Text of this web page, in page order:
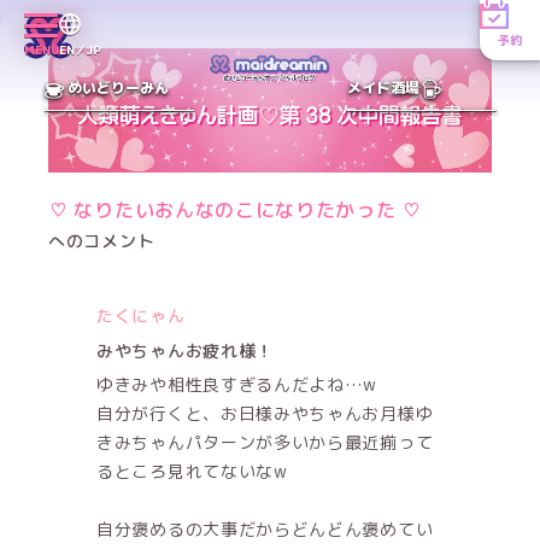
MENUEN／JP
予約
めいどりーみん メイド酒場
♡ なりたいおんなのこになりたかった ♡
へのコメント
たくにゃん
みやちゃんお疲れ様！
ゆきみや相性良すぎるんだよね…w
自分が行くと、お日様みやちゃんお月様ゆ
きみちゃんパターンが多いから最近揃って
るところ見れてないなw
自分褒めるの大事だからどんどん褒めてい